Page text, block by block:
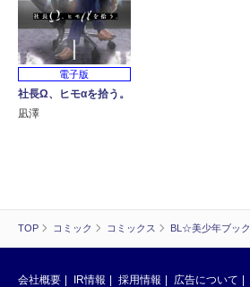
TOP コミック コミックス BL☆美少年ブック
電子版
社長Ω、ヒモαを拾う。
凪澤
会社概要 IR情報 採用情報 広告について